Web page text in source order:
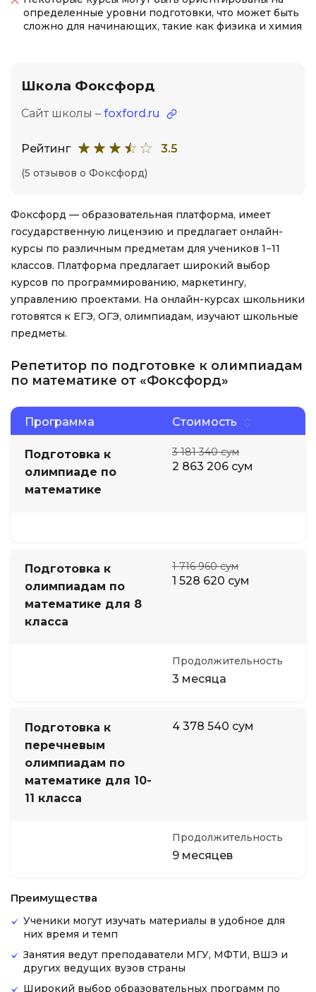
определенные уровни подготовки, что может быть
сложно для начинающих, такие как физика и химия
Школа Фоксфорд
Сайт школы – foxford.ru
Рейтинг 3.5
(5 отзывов о Фоксфорд)
Фоксфорд — образовательная платформа, имеет
государственную лицензию и предлагает онлайн-
курсы по различным предметам для учеников 1−11
классов. Платформа предлагает широкий выбор
курсов по программированию, маркетингу,
управлению проектами. На онлайн-курсах школьники
готовятся к ЕГЭ, ОГЭ, олимпиадам, изучают школьные
предметы.
Репетитор по подготовке к олимпиадам
по математике от «Фоксфорд»
Программа Стоимость
Подготовка к
олимпиаде по
математике
3 181 340 сум
2 863 206 сум
Подготовка к
олимпиадам по
математике для 8
класса
1 716 960 сум
1 528 620 сум
Продолжительность
3 месяца
Подготовка к
перечневым
олимпиадам по
математике для 10-
11 класса
4 378 540 сум
Продолжительность
9 месяцев
Преимущества
Ученики могут изучать материалы в удобное для
них время и темп
Занятия ведут преподаватели МГУ, МФТИ, ВШЭ и
других ведущих вузов страны
Широкий выбор образовательных программ по